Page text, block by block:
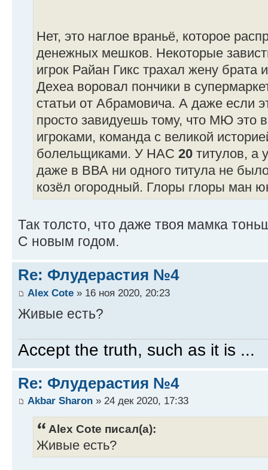
Нет, это наглое враньё, которое
денежных мешков. Некоторые
игрок Райан Гикс трахал жену брата
Дехеа воровал пончики в
статьи от Абрамовича. А даже если
просто завидуешь тому, что МЮ это
игроками, команда с великой
болельщиками. У НАС 20 титулов, а
даже в ВВА ни одного титула не
козёл огородный. Глоры глоры ман
Так толсто, что даже твоя мамка
С новым годом.
Re: Флудерастия №4
Alex Cote » 16 ноя 2020, 20:23
Живые есть?
Accept the truth, such as it is ...
Re: Флудерастия №4
Akbar Sharon » 24 дек 2020, 17:33
Alex Cote писал(а):
Живые есть?